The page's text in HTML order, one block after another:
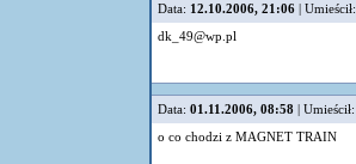
Data: 12.10.2006, 21:06 | Umieścił:
dk_49@wp.pl
Data: 01.11.2006, 08:58 | Umieścił:
o co chodzi z MAGNET TRAIN